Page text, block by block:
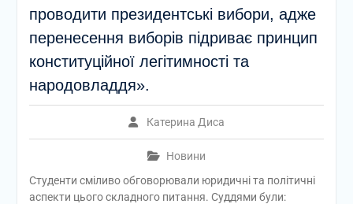
проводити президентські вибори, адже
перенесення виборів підриває принцип
конституційної легітимності та
народовладдя».
Катерина Диса
Новини
Студенти сміливо обговорювали юридичні та політичні
аспекти цього складного питання. Суддями були: